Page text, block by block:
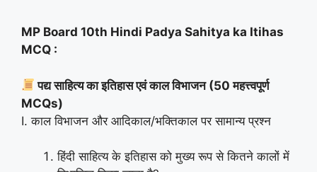
MP Board 10th Hindi Padya Sahitya ka Itihas
MCQ :
पद्य साहित्य का इतिहास एवं काल विभाजन (50 महत्त्वपूर्ण
MCQs)
I. काल विभाजन और आदिकाल/भक्तिकाल पर सामान्य प्रश्न
हिंदी साहित्य के इतिहास को मुख्य रूप से कितने कालों में